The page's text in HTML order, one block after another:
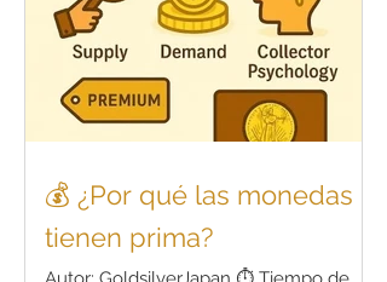
Menschen in Edelmetallmünzen
investieren Aktuelle Trends auf dem
Edelmetallmarkt Einfluss geopolitischer
💰 ¿Por qué las monedas
tienen prima?